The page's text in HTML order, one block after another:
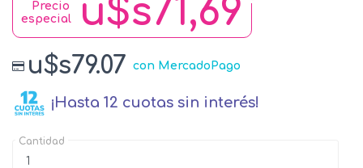
u$s71,69
Precio
especial
u$s79.07 con MercadoPago
¡Hasta 12 cuotas sin interés!
Cantidad